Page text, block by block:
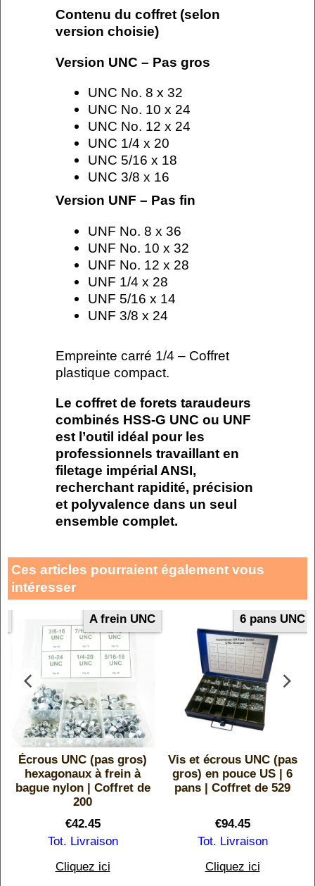
Contenu du coffret (selon
version choisie)
Version UNC – Pas gros
UNC No. 8 x 32
UNC No. 10 x 24
UNC No. 12 x 24
UNC 1/4 x 20
UNC 5/16 x 18
UNC 3/8 x 16
Version UNF – Pas fin
UNF No. 8 x 36
UNF No. 10 x 32
UNF No. 12 x 28
UNF 1/4 x 28
UNF 5/16 x 14
UNF 3/8 x 24
Empreinte carré 1/4 – Coffret
plastique compact.
Le coffret de forets taraudeurs
combinés HSS-G UNC ou UNF
est l’outil idéal pour les
professionnels travaillant en
filetage impérial ANSI,
recherchant rapidité, précision
et polyvalence dans un seul
ensemble complet.
Ces articles pourraient également vous
intéresser
A frein UNC
Écrous UNC (pas gros)
hexagonaux à frein à
bague nylon | Coffret de
200
€42.45
Tot. Livraison
Cliquez ici
6 pans UNC
Vis et écrous UNC (pas
gros) en pouce US | 6
pans | Coffret de 529
€94.45
Tot. Livraison
Cliquez ici